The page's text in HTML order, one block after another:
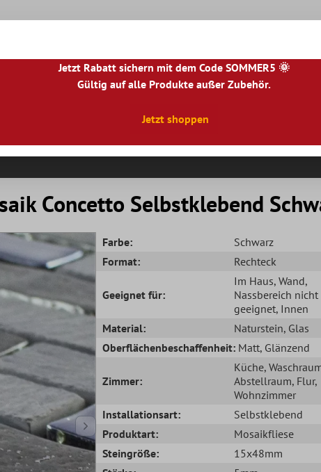
|PL|PT|FI|GR|RO|NO|HU|BG|HR|
Terrassenplatten
Concetto Selbstklebend
Farbe:
Schwarz
Format:
Rechteck
Geeignet für:
Im Haus, Wand,
Nassbereich nicht
geeignet, Innen
Material:
Naturstein, Glas
Oberflächenbeschaffenheit: Matt, Glänzend
Zimmer:
Küche,
Abstellraum, Flur,
Wohnzimmer
Installationsart:
Selbstklebend
Produktart:
Mosaikfliese
Steingröße:
15x48mm
Jetzt Rabatt sichern mit dem Code SOMMER5 🌞
Gültig auf alle Produkte außer Zubehör.
Jetzt shoppen